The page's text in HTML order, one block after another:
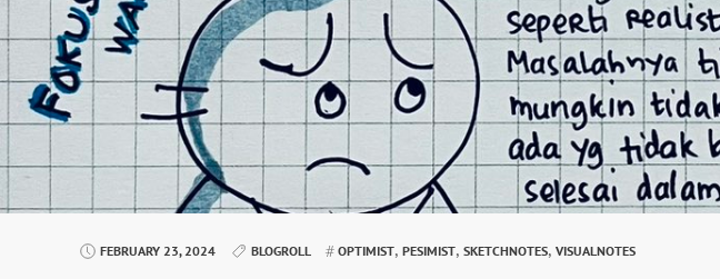
FEBRUARY 23, 2024 BLOGROLL OPTIMIST, PESIMIST, SKETCHNOTES, VISUALNOTES